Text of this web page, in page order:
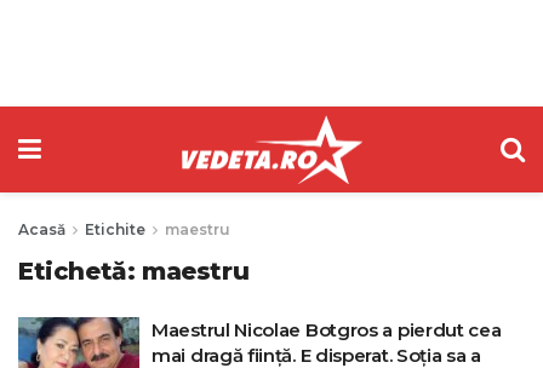
Acasă Etichite maestru
Etichetă: maestru
Maestrul Nicolae Botgros a pierdut cea
mai dragă ființă. E disperat. Soția sa a